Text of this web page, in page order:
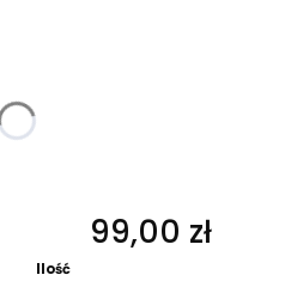
Cena
99,00 zł
Ilość